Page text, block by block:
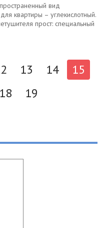
вид
квартиры – углекислотный.
прост: специальный
13 14
15
18 19